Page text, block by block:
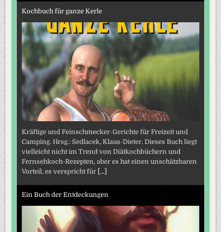
Kochbuch für ganze Kerle
Kräftige und Feinschmecker-Gerichte für Freizeit und
Camping. Hrsg.: Sedlacek, Klaus-Dieter. Dieses Buch liegt
vielleicht nicht im Trend von Diätkochbüchern und
Fernsehkoch-Rezepten, aber es hat einen unschätzbaren
Vorteil, es verspricht für [...]
Ein Buch der Entdeckungen